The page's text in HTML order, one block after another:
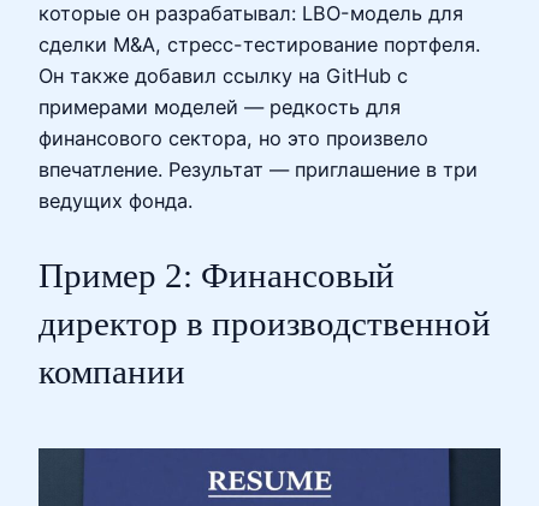
которые он разрабатывал: LBO-модель для
сделки M&A, стресс-тестирование портфеля.
Он также добавил ссылку на GitHub с
примерами моделей — редкость для
финансового сектора, но это произвело
впечатление. Результат — приглашение в три
ведущих фонда.
Пример 2: Финансовый
директор в производственной
компании